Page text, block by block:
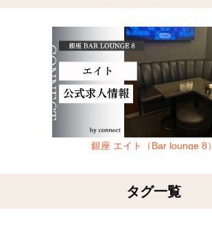
銀座 エイト（Bar lounge 8）
タグ一覧